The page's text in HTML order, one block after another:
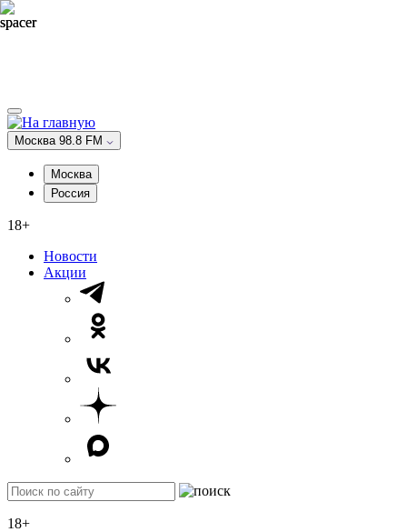
Москва 98.8 FM
Москва
Россия
18+
Новости
Акции
18+